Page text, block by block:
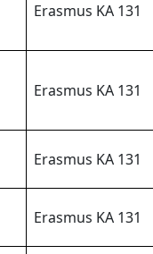
Erasmus KA 131
Erasmus KA 131
Erasmus KA 131
Erasmus KA 131